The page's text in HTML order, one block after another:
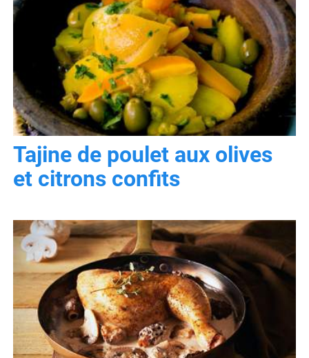
Tajine de poulet aux olives
et citrons confits